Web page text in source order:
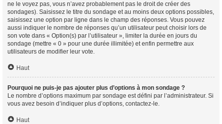
ne le voyez pas, vous n’avez probablement pas le droit de créer des
sondages). Saisissez le titre du sondage et au moins deux options possibles,
saisissez une option par ligne dans le champ des réponses. Vous pouvez
aussi indiquer le nombre de réponses qu’un utilisateur peut choisir lors de
son vote dans « Option(s) par l’utilisateur », limiter la durée en jours du
sondage (mettre « 0 » pour une durée illimitée) et enfin permettre aux
utilisateurs de modifier leur vote.
Haut
Pourquoi ne puis-je pas ajouter plus d’options à mon sondage ?
Le nombre d’options maximum par sondage est défini par l’administrateur. Si
vous avez besoin d’indiquer plus d’options, contactez-le.
Haut